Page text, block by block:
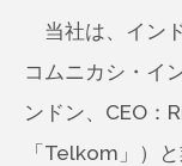
当社は、イン
コムニカシ・イ
ンドン、CEO：
「Telkom」）